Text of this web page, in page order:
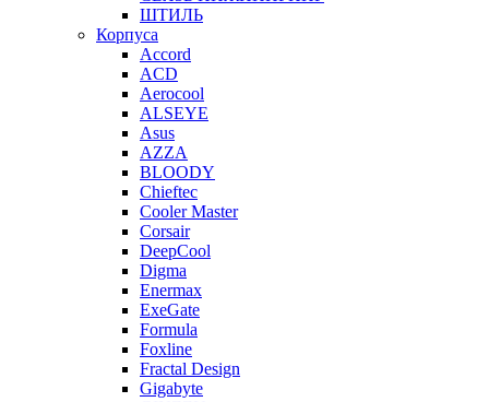
ШТИЛЬ
Корпуса
Accord
ACD
Aerocool
ALSEYE
Asus
AZZA
BLOODY
Chieftec
Cooler Master
Corsair
DeepCool
Digma
Enermax
ExeGate
Formula
Foxline
Fractal Design
Gigabyte